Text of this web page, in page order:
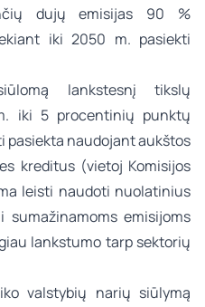
dujų emisijas 90 %
iki 2050 m. pasiekti
lankstesnį tikslų
iki 5 procentinių punktų
pasiekta naudojant aukštos
kreditus (vietoj Komisijos
leisti naudoti nuolatinius
sumažinamoms emisijoms
lankstumo tarp sektorių
valstybių narių siūlymą